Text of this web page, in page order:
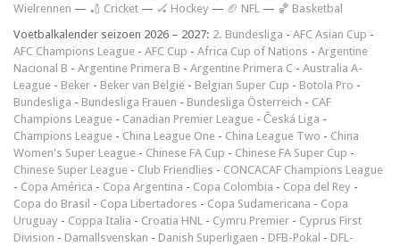
Wielrennen — 🏏 Cricket — 🏑 Hockey — 🏈 NFL — 🏀 Basketbal
Voetbalkalender seizoen 2026 – 2027: 2. Bundesliga - AFC Asian Cup -
AFC Champions League - AFC Cup - Africa Cup of Nations - Argentine
Nacional B - Argentine Primera B - Argentine Primera C - Australia A-
League - Beker - Beker van België - Belgian Super Cup - Botola Pro -
Bundesliga - Bundesliga Frauen - Bundesliga Österreich - CAF
Champions League - Canadian Premier League - Česká Liga -
Champions League - China League One - China League Two - China
Women's Super League - Chinese FA Cup - Chinese FA Super Cup -
Chinese Super League - Club Friendlies - CONCACAF Champions League
- Copa América - Copa Argentina - Copa Colombia - Copa del Rey -
Copa do Brasil - Copa Libertadores - Copa Sudamericana - Copa
Uruguay - Coppa Italia - Croatia HNL - Cymru Premier - Cyprus First
Division - Damallsvenskan - Danish Superligaen - DFB-Pokal - DFL-